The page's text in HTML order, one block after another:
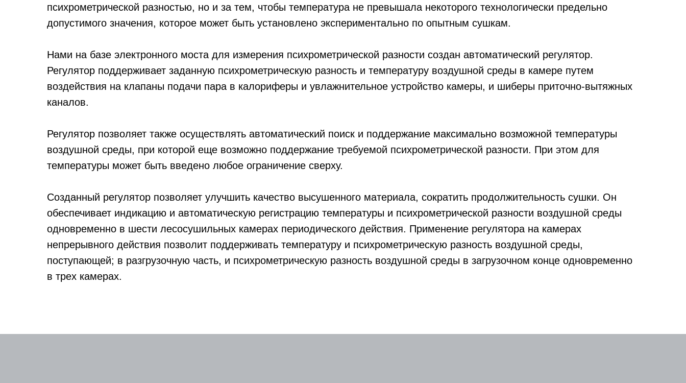
психрометрической разностью, но и за тем, чтобы температура не превышала некоторого технологически предельно
допустимого значения, которое может быть установлено экспериментально по опытным сушкам.
Нами на базе электронного моста для измерения психрометрической разности создан автоматический регулятор.
Регулятор поддерживает заданную психрометрическую разность и температуру воздушной среды в камере путем
воздействия на клапаны подачи пара в калориферы и увлажнительное устройство камеры, и шиберы приточно-вытяжных
каналов.
Регулятор позволяет также осуществлять автоматический поиск и поддержание максималь­но возможной температуры
воздушной среды, при которой еще возможно поддержание тре­буемой психрометрической разности. При этом для
температуры может быть введено любое ограничение сверху.
Созданный регулятор позволяет улучшить качество высушенного материала, сократить продолжительность сушки. Он
обеспечивает индикацию и автоматическую регистрацию температуры и психрометрической разности воздушной среды
одновременно в шести лесосушильных камерах периодического действия. Применение регулятора на камерах
непрерывного действия позволит поддерживать температуру и психрометрическую разность воздушной среды,
поступающей; в разгрузочную часть, и психрометрическую разность воздушной среды в загрузочном конце одновременно
в трех камерах.